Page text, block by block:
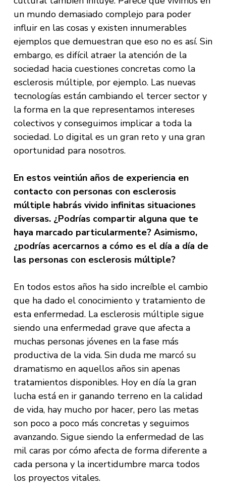
un mundo demasiado complejo para poder
influir en las cosas y existen innumerables
ejemplos que demuestran que eso no es así. Sin
embargo, es difícil atraer la atención de la
sociedad hacia cuestiones concretas como la
esclerosis múltiple, por ejemplo. Las nuevas
tecnologías están cambiando el tercer sector y
la forma en la que representamos intereses
colectivos y conseguimos implicar a toda la
sociedad. Lo digital es un gran reto y una gran
oportunidad para nosotros.
En estos veintiún años de experiencia en
contacto con personas con esclerosis
múltiple habrás vivido infinitas situaciones
diversas. ¿Podrías compartir alguna que te
haya marcado particularmente? Asimismo,
¿podrías acercarnos a cómo es el día a día de
las personas con esclerosis múltiple?
En todos estos años ha sido increíble el cambio
que ha dado el conocimiento y tratamiento de
esta enfermedad. La esclerosis múltiple sigue
siendo una enfermedad grave que afecta a
muchas personas jóvenes en la fase más
productiva de la vida. Sin duda me marcó su
dramatismo en aquellos años sin apenas
tratamientos disponibles. Hoy en día la gran
lucha está en ir ganando terreno en la calidad
de vida, hay mucho por hacer, pero las metas
son poco a poco más concretas y seguimos
avanzando. Sigue siendo la enfermedad de las
mil caras por cómo afecta de forma diferente a
cada persona y la incertidumbre marca todos
los proyectos vitales.